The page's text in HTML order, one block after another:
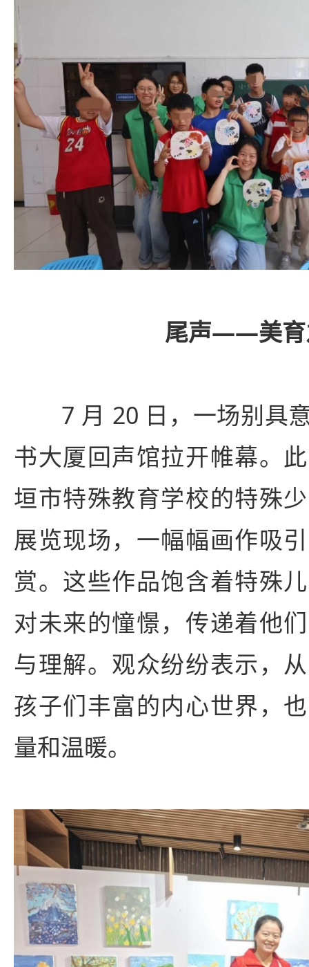
尾声——美
7 月 20 日，一场别具
书大厦回声馆拉开帷幕。
垣市特殊教育学校的特殊
展览现场，一幅幅画作吸
赏。这些作品饱含着特殊
对未来的憧憬，传递着他
与理解。观众纷纷表示，
孩子们丰富的内心世界，
量和温暖。